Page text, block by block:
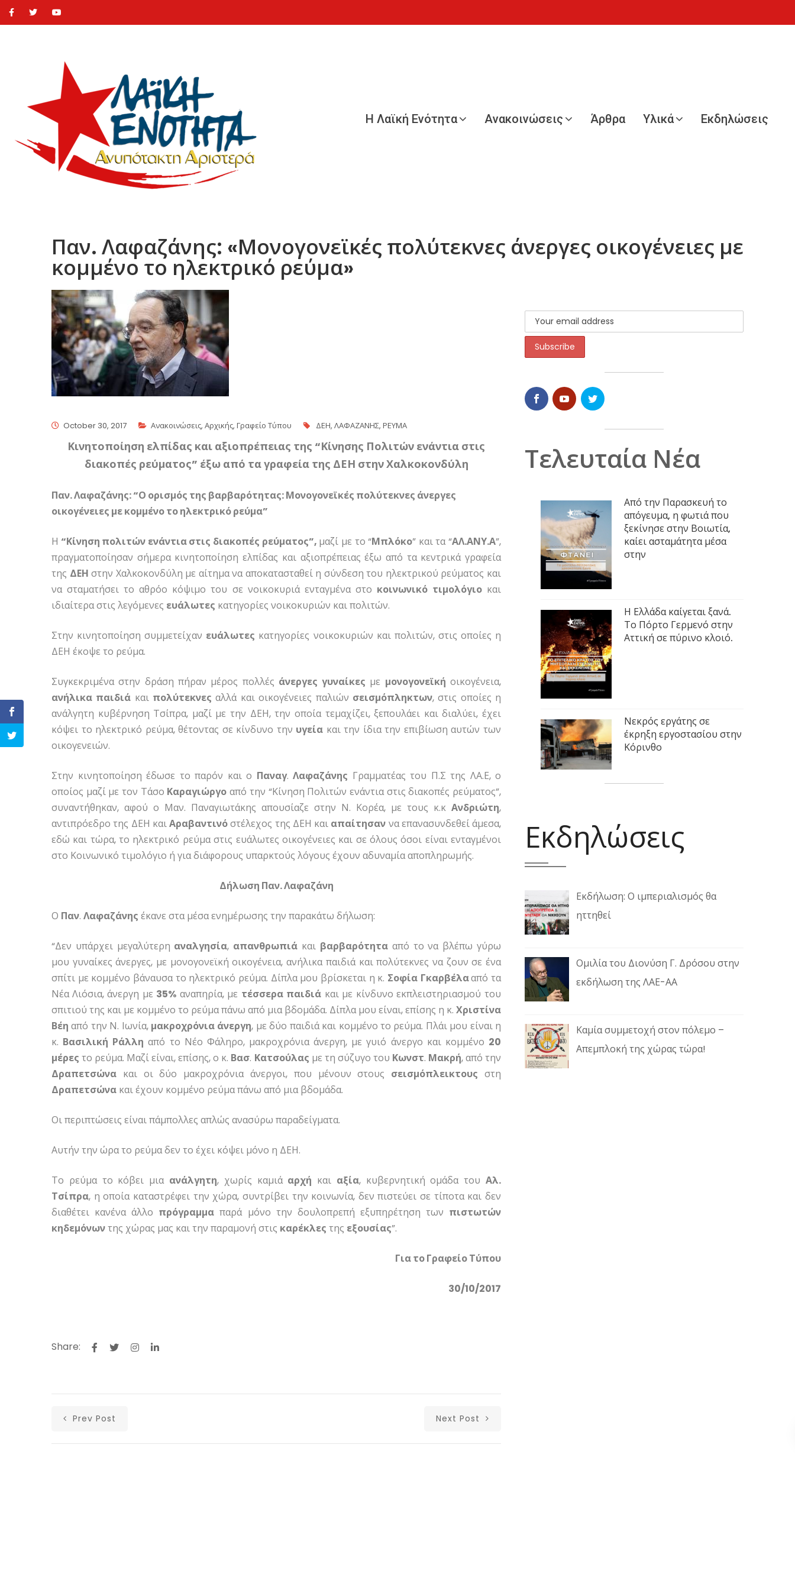
Η Λαϊκή Ενότητα Ανακοινώσεις Άρθρα Υλικά Εκδηλώσεις
Παν. Λαφαζάνης: «Μονογονεϊκές πολύτεκνες άνεργες οικογένειες με
κομμένο το ηλεκτρικό ρεύμα»
October 30, 2017 Ανακοινώσεις, Αρχικής, Γραφείο Τύπου ΔΕΗ, ΛΑΦΑΖΑΝΗΣ, ΡΕΥΜΑ
Κινητοποίηση ελπίδας και αξιοπρέπειας της “Κίνησης Πολιτών ενάντια στις
διακοπές ρεύματος” έξω από τα γραφεία της ΔΕΗ στην Χαλκοκονδύλη
Παν. Λαφαζάνης: “Ο ορισμός της βαρβαρότητας: Μονογονεϊκές πολύτεκνες άνεργες
οικογένειες με κομμένο το ηλεκτρικό ρεύμα”
Η “Κίνηση πολιτών ενάντια στις διακοπές ρεύματος”, μαζί με το “Μπλόκο” και τα “ΑΛ.ΑΝΥ.Α”,
πραγματοποίησαν σήμερα κινητοποίηση ελπίδας και αξιοπρέπειας έξω από τα κεντρικά γραφεία
της ΔΕΗ στην Χαλκοκονδύλη με αίτημα να αποκατασταθεί η σύνδεση του ηλεκτρικού ρεύματος και
να σταματήσει το αθρόο κόψιμο του σε νοικοκυριά ενταγμένα στο κοινωνικό τιμολόγιοκαι
ιδιαίτερα στις λεγόμενες ευάλωτες κατηγορίες νοικοκυριών και πολιτών.
Στην κινητοποίηση συμμετείχαν ευάλωτες κατηγορίες νοικοκυριών και πολιτών, στις οποίες η
ΔΕΗ έκοψε το ρεύμα.
Συγκεκριμένα στην δράση πήραν μέρος πολλές άνεργες γυναίκες με μονογονεϊκή οικογένεια,
ανήλικα παιδιά και πολύτεκνες αλλά και οικογένειες παλιών σεισμόπληκτων, στις οποίες η
ανάλγητη κυβέρνηση Τσίπρα, μαζί με την ΔΕΗ, την οποία τεμαχίζει, ξεπουλάει και διαλύει, έχει
κόψει το ηλεκτρικό ρεύμα, θέτοντας σε κίνδυνο την υγεία και την ίδια την επιβίωση αυτών των
οικογενειών.
Στην κινητοποίηση έδωσε το παρόν και ο Παναγ. Λαφαζάνης Γραμματέας του Π.Σ της ΛΑ.Ε, ο
οποίος μαζί με τον Τάσο Καραγιώργο από την “Κίνηση Πολιτών ενάντια στις διακοπές ρεύματος”,
συναντήθηκαν, αφού ο Μαν. Παναγιωτάκης απουσίαζε στην Ν. Κορέα, με τους κ.κ Ανδριώτη,
αντιπρόεδρο της ΔΕΗ καιΑραβαντινόστέλεχος της ΔΕΗ και απαίτησαν να επανασυνδεθεί άμεσα,
εδώ και τώρα, το ηλεκτρικό ρεύμα στις ευάλωτες οικογένειες και σε όλους όσοι είναι ενταγμένοι
στο Κοινωνικό τιμολόγιο ή για διάφορους υπαρκτούς λόγους έχουν αδυναμία αποπληρωμής.
Δήλωση Παν. Λαφαζάνη
Ο Παν. Λαφαζάνης έκανε στα μέσα ενημέρωσης την παρακάτω δήλωση:
“Δεν υπάρχει μεγαλύτερη αναλγησία, απανθρωπιά και βαρβαρότητααπό το να βλέπω γύρω
μου γυναίκες άνεργες, με μονογονεϊκή οικογένεια, ανήλικα παιδιά και πολύτεκνες να ζουν σε ένα
σπίτι με κομμένο βάναυσα το ηλεκτρικό ρεύμα. Δίπλα μου βρίσκεται η κ. Σοφία Γκαρβέλααπό τα
Νέα Λιόσια, άνεργη με 35% αναπηρία, με τέσσερα παιδιά και με κίνδυνο εκπλειστηριασμού του
σπιτιού της και με κομμένο το ρεύμα πάνω από μια βδομάδα. Δίπλα μου είναι, επίσης η κ. Χριστίνα
Βέη από την Ν. Ιωνία, μακροχρόνια άνεργη, με δύο παιδιά και κομμένο το ρεύμα. Πλάι μου είναι η
κ. Βασιλική Ράλλη από το Νέο Φάληρο, μακροχρόνια άνεργη, με γυιό άνεργο και κομμένο 20
μέρες το ρεύμα. Μαζί είναι, επίσης, ο κ. Βασ. Κατσούλας με τη σύζυγο του Κωνστ. Μακρή, από την
Δραπετσώνα και οι δύο μακροχρόνια άνεργοι, που μένουν στους σεισμόπλεικτους στη
Δραπετσώνα και έχουν κομμένο ρεύμα πάνω από μια βδομάδα.
Οι περιπτώσεις είναι πάμπολλες απλώς ανασύρω παραδείγματα.
Αυτήν την ώρα το ρεύμα δεν το έχει κόψει μόνο η ΔΕΗ.
Το ρεύμα το κόβει μια ανάλγητη, χωρίς καμιά αρχή και αξία, κυβερνητική ομάδα τουΑλ.
Τσίπρα, η οποία καταστρέφει την χώρα, συντρίβει την κοινωνία, δεν πιστεύει σε τίποτα και δεν
διαθέτει κανένα άλλο πρόγραμμα παρά μόνο την δουλοπρεπή εξυπηρέτηση των πιστωτών
κηδεμόνωντης χώρας μας και την παραμονή στις καρέκλες της εξουσίας”.
Για το Γραφείο Τύπου
30/10/2017
Share:
Prev Post Next Post
Τελευταία Νέα
Από την Παρασκευή το
απόγευμα, η φωτιά που
ξεκίνησε στην Βοιωτία,
καίει ασταμάτητα μέσα
στην
Η Ελλάδα καίγεται ξανά.
Το Πόρτο Γερμενό στην
Αττική σε πύρινο κλοιό.
Νεκρός εργάτης σε
έκρηξη εργοστασίου στην
Κόρινθο
Εκδηλώσεις
Εκδήλωση: Ο ιμπεριαλισμός θα
ηττηθεί
Ομιλία του Διονύση Γ. Δρόσου στην
εκδήλωση της ΛΑΕ-ΑΑ
Καμία συμμετοχή στον πόλεμο –
Απεμπλοκή της χώρας τώρα!